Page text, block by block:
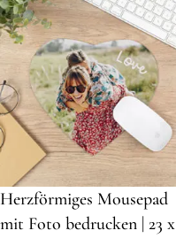
Herzförmiges Mousepad
mit Foto bedrucken | 23 x